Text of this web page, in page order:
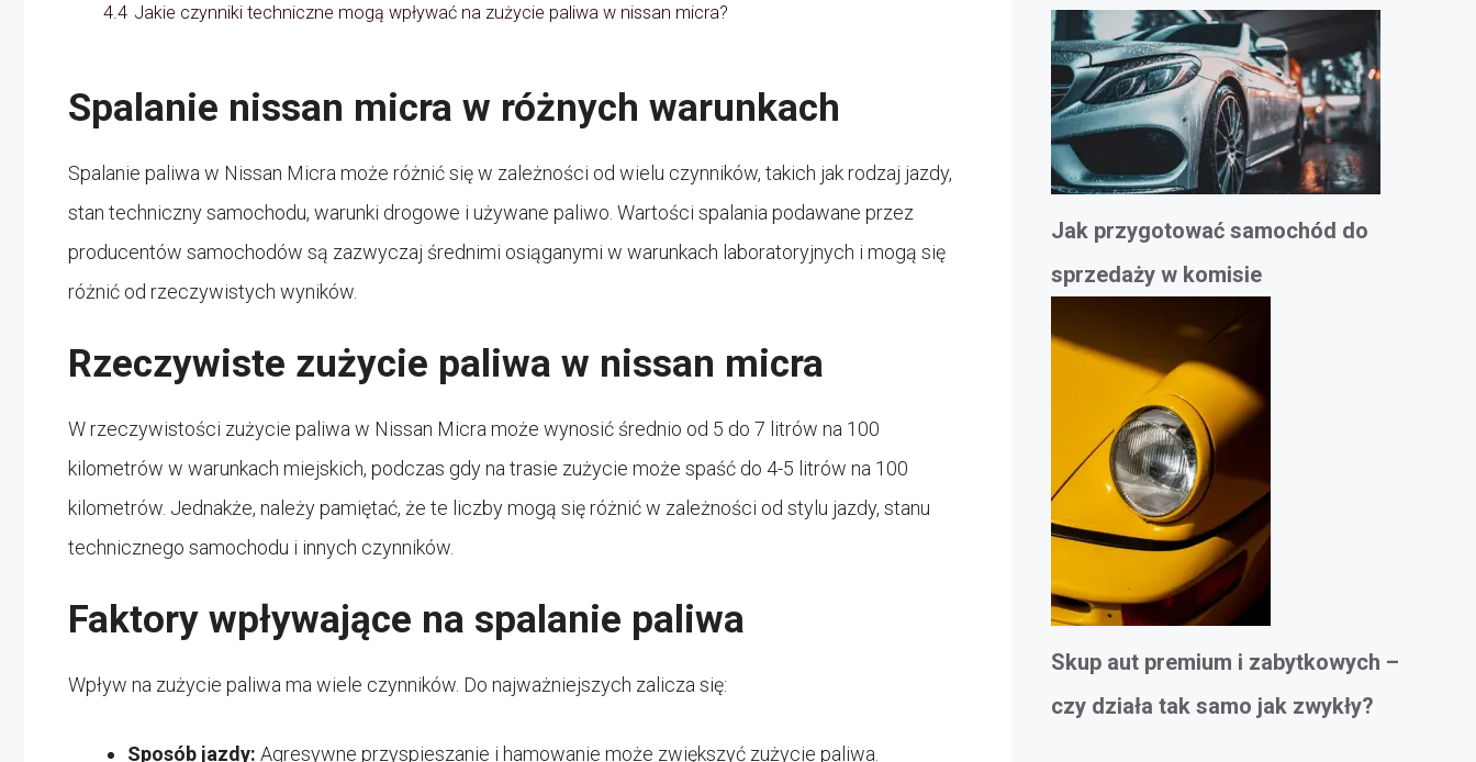
4.4 Jakie czynniki techniczne mogą wpływać na zużycie paliwa w nissan micra?
Spalanie nissan micra w różnych warunkach
Spalanie paliwa w Nissan Micra może różnić się w zależności od wielu czynników, takich jak rodzaj jazdy,
stan techniczny samochodu, warunki drogowe i używane paliwo. Wartości spalania podawane przez
producentów samochodów są zazwyczaj średnimi osiąganymi w warunkach laboratoryjnych i mogą się
różnić od rzeczywistych wyników.
Rzeczywiste zużycie paliwa w nissan micra
W rzeczywistości zużycie paliwa w Nissan Micra może wynosić średnio od 5 do 7 litrów na 100
kilometrów w warunkach miejskich, podczas gdy na trasie zużycie może spaść do 4-5 litrów na 100
kilometrów. Jednakże, należy pamiętać, że te liczby mogą się różnić w zależności od stylu jazdy, stanu
technicznego samochodu i innych czynników.
Faktory wpływające na spalanie paliwa
Wpływ na zużycie paliwa ma wiele czynników. Do najważniejszych zalicza się:
Sposób jazdy: Agresywne przyspieszanie i hamowanie może zwiększyć zużycie paliwa.
Jak przygotować samochód do
sprzedaży w komisie
Skup aut premium i zabytkowych –
czy działa tak samo jak zwykły?